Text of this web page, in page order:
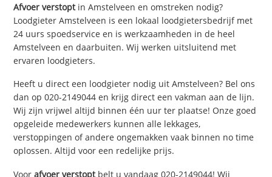
Afvoer verstoptin Amstelveen en omstreken nodig?
Loodgieter Amstelveen is een lokaal loodgietersbedrijf met
24 uurs spoedservice en is werkzaamheden in de heel
Amstelveen en daarbuiten. Wij werken uitsluitend met
ervaren loodgieters.
Heeft u direct een loodgieter nodig uit Amstelveen? Bel ons
dan op 020-2149044 en krijg direct een vakman aan de lijn.
Wij zijn vrijwel altijd binnen één uur ter plaatse! Onze goed
opgeleide medewerkers kunnen alle lekkages,
verstoppingen of andere ongemakken vaak binnen no time
oplossen. Altijd voor een redelijke prijs.
Voorafvoer verstoptbelt u vandaag 020-2149044! Wij